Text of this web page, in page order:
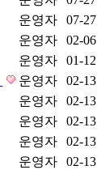
운영자 07-27
운영자 02-06
운영자 01-12
운영자 02-13
운영자 02-13
운영자 02-13
운영자 02-13
운영자 02-13